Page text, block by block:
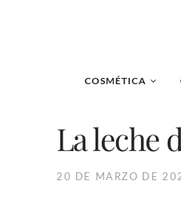
COSMÉTICA
La leche
20 DE MARZO DE